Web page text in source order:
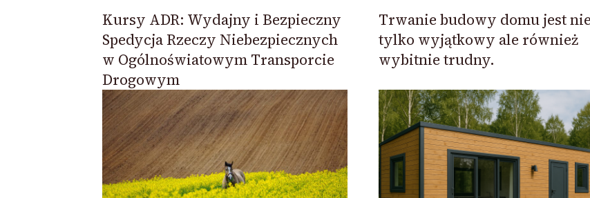
Kursy ADR: Wydajny i Bezpieczny
Spedycja Rzeczy Niebezpiecznych
w Ogólnoświatowym Transporcie
Drogowym
Trwanie budowy domu jest nie
tylko wyjątkowy ale również
wybitnie trudny.